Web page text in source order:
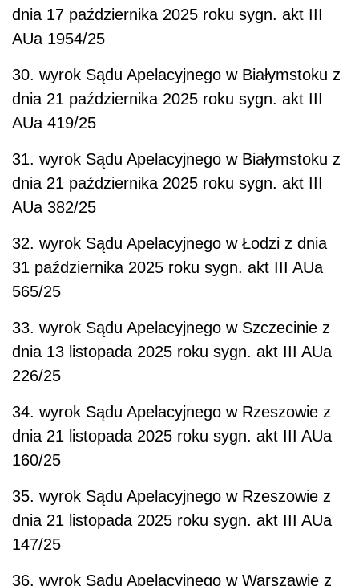
dnia 17 października 2025 roku sygn. akt III
AUa 1954/25
30. wyrok Sądu Apelacyjnego w Białymstoku z
dnia 21 października 2025 roku sygn. akt III
AUa 419/25
31. wyrok Sądu Apelacyjnego w Białymstoku z
dnia 21 października 2025 roku sygn. akt III
AUa 382/25
32. wyrok Sądu Apelacyjnego w Łodzi z dnia
31 października 2025 roku sygn. akt III AUa
565/25
33. wyrok Sądu Apelacyjnego w Szczecinie z
dnia 13 listopada 2025 roku sygn. akt III AUa
226/25
34. wyrok Sądu Apelacyjnego w Rzeszowie z
dnia 21 listopada 2025 roku sygn. akt III AUa
160/25
35. wyrok Sądu Apelacyjnego w Rzeszowie z
dnia 21 listopada 2025 roku sygn. akt III AUa
147/25
36. wyrok Sądu Apelacyjnego w Warszawie z